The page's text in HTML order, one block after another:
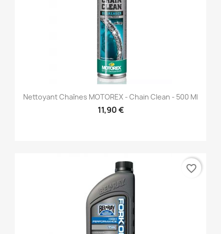
Nettoyant Chaînes MOTOREX - Chain Clean - 500 Ml
11,90 €
favorite_border